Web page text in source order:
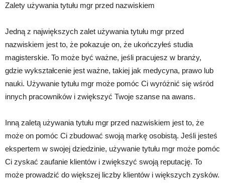
Zalety używania tytułu mgr przed nazwiskiem
Jedną z największych zalet używania tytułu mgr przed
nazwiskiem jest to, że pokazuje on, że ukończyłeś studia
magisterskie. To może być ważne, jeśli pracujesz w branży,
gdzie wykształcenie jest ważne, takiej jak medycyna, prawo lub
nauki. Używanie tytułu mgr może pomóc Ci wyróżnić się wśród
innych pracowników i zwiększyć Twoje szanse na awans.
Inną zaletą używania tytułu mgr przed nazwiskiem jest to, że
może on pomóc Ci zbudować swoją markę osobistą. Jeśli jesteś
ekspertem w swojej dziedzinie, używanie tytułu mgr może pomóc
Ci zyskać zaufanie klientów i zwiększyć swoją reputację. To
może prowadzić do większej liczby klientów i większych zysków.